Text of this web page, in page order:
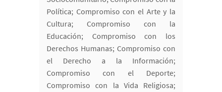
Política; Compromiso con el Arte y la
Cultura; Compromiso con la
Educación; Compromiso con los
Derechos Humanas; Compromiso con
el Derecho a la Información;
Compromiso con el Deporte;
Compromiso con la Vida Religiosa;